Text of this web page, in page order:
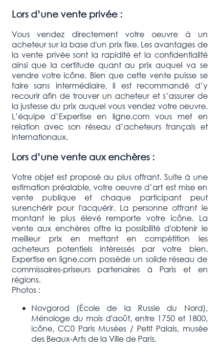
Lors d’une vente privée :
Vous vendez directement votre oeuvre à un
acheteur sur la base d'un prix fixe. Les avantages de
la vente privée sont la rapidité et la confidentialité
ainsi que la certitude quant au prix auquel va se
vendre votre icône. Bien que cette vente puisse se
faire sans intermédiaire, il est recommandé d’y
recourir afin de trouver un acheteur et s’assurer de
la justesse du prix auquel vous vendez votre oeuvre.
L’équipe d’Expertise en ligne.com vous met en
relation avec son réseau d’acheteurs français et
internationaux.
Lors d’une vente aux enchères :
Votre objet est proposé au plus offrant. Suite à une
estimation préalable, votre oeuvre d’art est mise en
vente publique et chaque participant peut
surenchérir pour l'acquérir. La personne offrant le
montant le plus élevé remporte votre icône. La
vente aux enchères offre la possibilité d'obtenir le
meilleur prix en mettant en compétition les
acheteurs potentiels intéressés par votre bien.
Expertise en ligne.com possède un solide réseau de
commissaires-priseurs partenaires à Paris et en
régions.
Photos :
Novgorod (École de la Russie du Nord),
Ménologe du mois d'août, entre 1750 et 1800,
icône, CC0 Paris Musées / Petit Palais, musée
des Beaux-Arts de la Ville de Paris.